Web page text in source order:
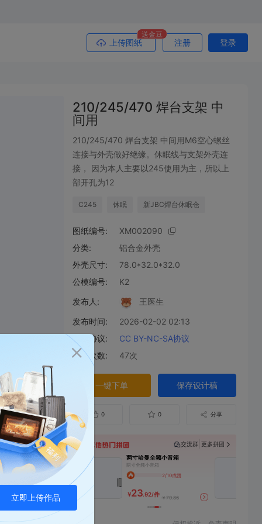
送金豆
上传图纸 注册 登录
210/245/470 焊台支架 中
间用
210/245/470 焊台支架 中间用M6空心螺丝
连接与外壳做好绝缘。休眠线与支架外壳连
接， 因为本人主要以245使用为主，所以上
部开孔为12
C245 休眠 新JBC焊台休眠仓
图纸编号:
XM002090
分类:
铝合金外壳
外壳尺寸:
78.0*32.0*32.0
公模编号:
K2
发布人:
王医生
发布时间:
2026-02-02 02:13
开源协议:
CC BY-NC-SA协议
下单次数:
47次
一键下单 保存设计稿
0 0 分享
交流群 |更多拼团
哈曼全频小音箱
全频小音箱
.92/件 ￥70.86
焊台休眠座
0/10成团
￥10.89/件 ￥39.78
立即上传作品